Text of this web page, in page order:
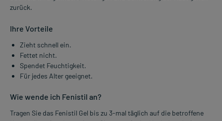
zurück.
Ihre Vorteile
Zieht schnell ein.
Fettet nicht.
Spendet Feuchtigkeit.
Für jedes Alter geeignet.
Wie wende ich Fenistil an?
Tragen Sie das Fenistil Gel bis zu 3-mal täglich auf die betroffene